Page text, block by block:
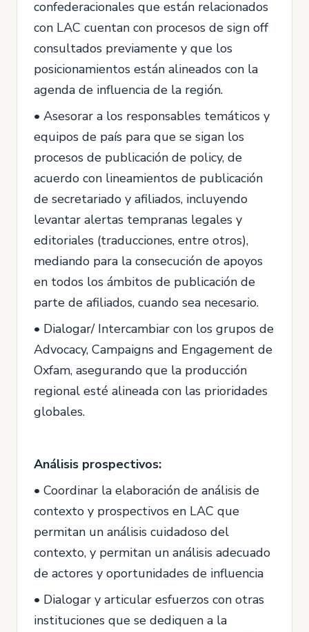
confederacionales que están relacionados
con LAC cuentan con procesos de sign off
consultados previamente y que los
posicionamientos están alineados con la
agenda de influencia de la región.
• Asesorar a los responsables temáticos y
equipos de país para que se sigan los
procesos de publicación de policy, de
acuerdo con lineamientos de publicación
de secretariado y afiliados, incluyendo
levantar alertas tempranas legales y
editoriales (traducciones, entre otros),
mediando para la consecución de apoyos
en todos los ámbitos de publicación de
parte de afiliados, cuando sea necesario.
• Dialogar/ Intercambiar con los grupos de
Advocacy, Campaigns and Engagement de
Oxfam, asegurando que la producción
regional esté alineada con las prioridades
globales.
Análisis prospectivos:
• Coordinar la elaboración de análisis de
contexto y prospectivos en LAC que
permitan un análisis cuidadoso del
contexto, y permitan un análisis adecuado
de actores y oportunidades de influencia
• Dialogar y articular esfuerzos con otras
instituciones que se dediquen a la